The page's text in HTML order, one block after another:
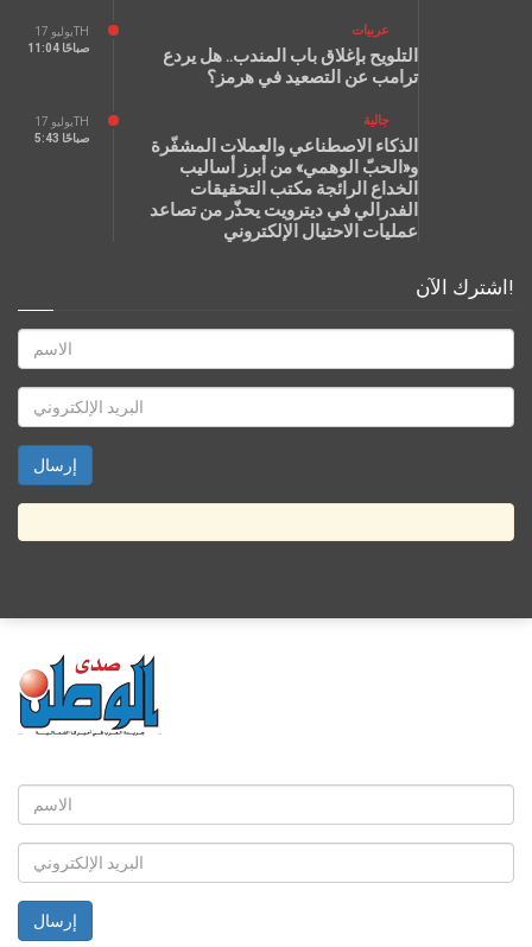
يوليو 17TH
11:04 صباحًا
عربيات
التلويح بإغلاق باب المندب.. هل يردع
ترامب عن التصعيد في هرمز؟
يوليو 17TH
5:43 صباحًا
جالية
الذكاء الاصطناعي والعملات المشفّرة
و«الحبّ الوهمي» من أبرز أساليب
الخداع الرائجة مكتب التحقيقات
الفدرالي في ديترويت يحذّر من تصاعد
عمليات الاحتيال الإلكتروني
اشترك الآن!